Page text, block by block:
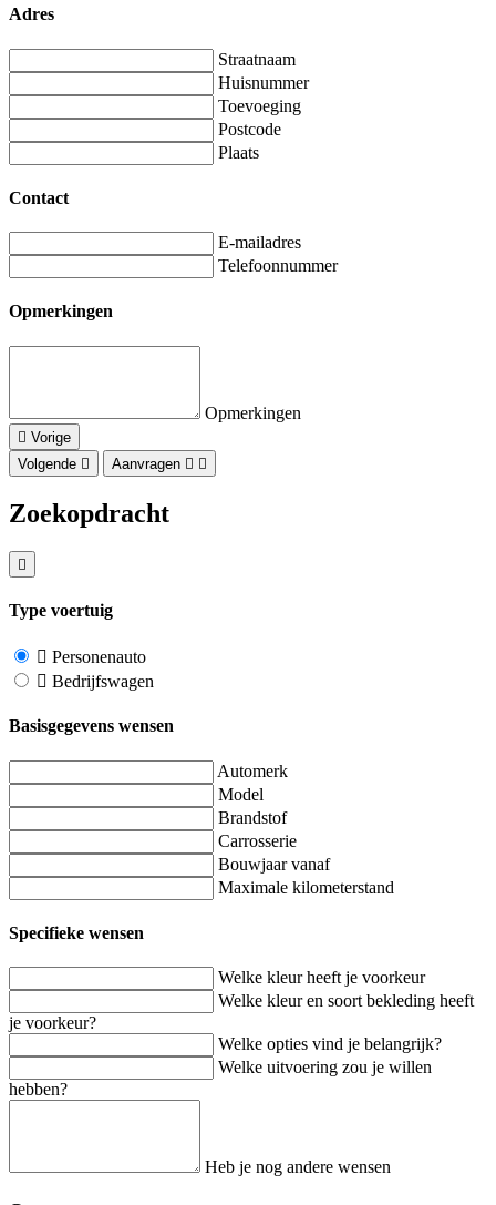
Adres
Straatnaam
Huisnummer
Toevoeging
Postcode
Plaats
Contact
E-mailadres
Telefoonnummer
Opmerkingen
Opmerkingen
Vorige
Volgende
Aanvragen
Zoekopdracht
Type voertuig
Personenauto
Bedrijfswagen
Basisgegevens wensen
Automerk
Model
Brandstof
Carrosserie
Bouwjaar vanaf
Maximale kilometerstand
Specifieke wensen
Welke kleur heeft je voorkeur
Welke kleur en soort bekleding heeft
je voorkeur?
Welke opties vind je belangrijk?
Welke uitvoering zou je willen
hebben?
Heb je nog andere wensen